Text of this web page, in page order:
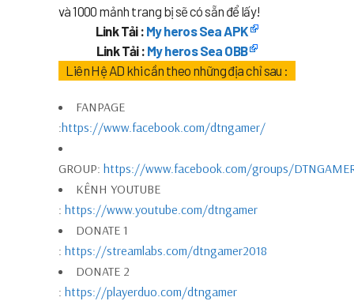
và 1000 mảnh trang bị sẽ có sẵn để lấy!
Link Tải : My heros Sea APK
Link Tải : My heros Sea OBB
Liên Hệ AD khi cần theo những địa chỉ sau :
FANPAGE
:https://www.facebook.com/dtngamer/
GROUP: https://www.facebook.com/groups/
KÊNH YOUTUBE
: https://www.youtube.com/dtngamer
DONATE 1
: https://streamlabs.com/dtngamer2018
DONATE 2
: https://playerduo.com/dtngamer